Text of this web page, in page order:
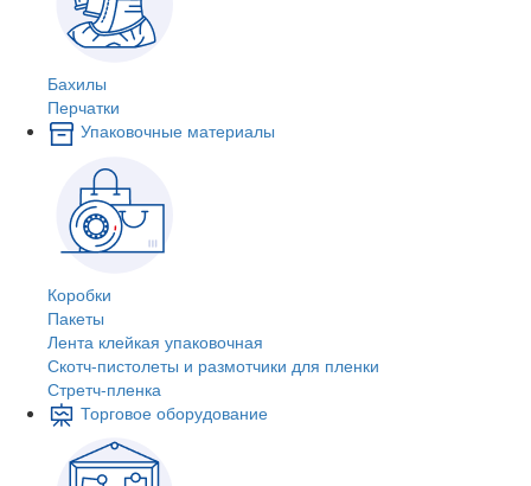
Бахилы
Перчатки
Упаковочные материалы
Коробки
Пакеты
Лента клейкая упаковочная
Скотч-пистолеты и размотчики для пленки
Стретч-пленка
Торговое оборудование